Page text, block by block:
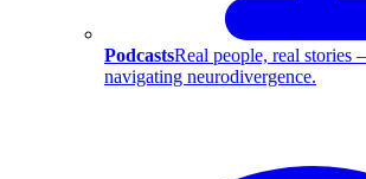
PodcastsReal people, real stories
navigating neurodivergence.